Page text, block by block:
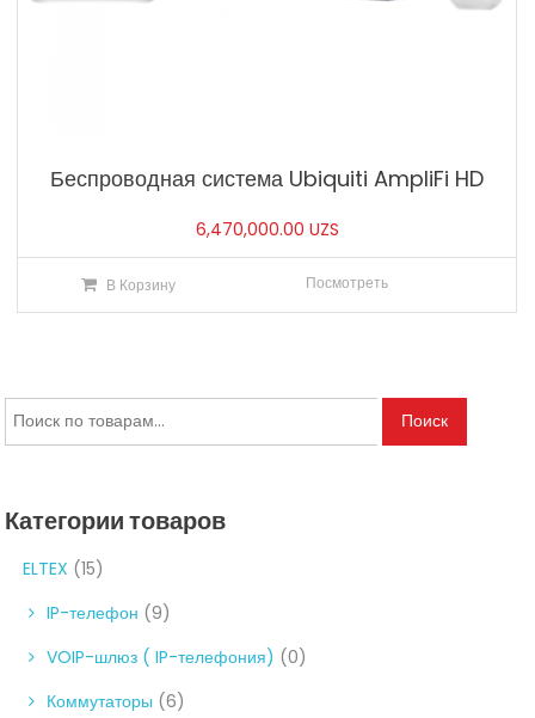
Беспроводная система Ubiquiti AmpliFi HD
6,470,000.00 UZS
В Корзину Посмотреть
Искать: Поиск
Категории товаров
ELTEX (15)
IP-телефон (9)
VOIP-шлюз ( IP-телефония) (0)
Коммутаторы (6)